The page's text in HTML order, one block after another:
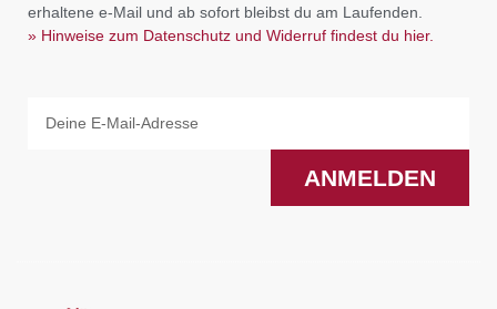
erhaltene e-Mail und ab sofort bleibst du am Laufenden.
» Hinweise zum Datenschutz und Widerruf findest du hier.
ANMELDEN